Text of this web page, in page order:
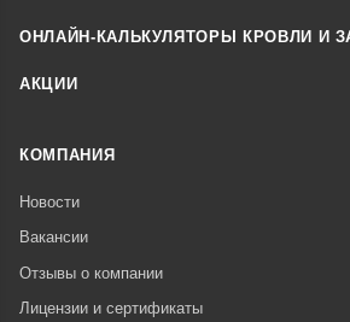
ОНЛАЙН-КАЛЬКУЛЯТОРЫ КРОВЛИ И
АКЦИИ
КОМПАНИЯ
Новости
Вакансии
Отзывы о компании
Лицензии и сертификаты